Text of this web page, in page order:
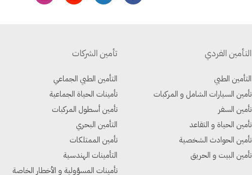
التأمين الفردي
التأمين الطبي
تأمين السيارات الشامل و المركبات
تأمين السفر
تأمين الحياة و التقاعد
تأمين الحوادث الشخصية
تأمين البيت و الحريق
تأمين الشركات
التأمين الطبي الجماعي
تأمينات الحياة الجماعية
تأمين أسطول المركبات
التأمين البحري
تأمين الممتلكات
التأمينات الهندسية
تأمينات المسؤولية و الأخطار الخاصة